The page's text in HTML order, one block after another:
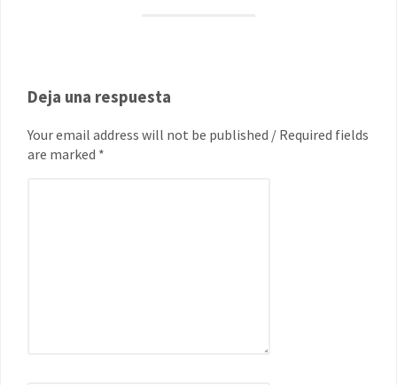
Deja una respuesta
Your email address will not be published / Required fields
are marked *